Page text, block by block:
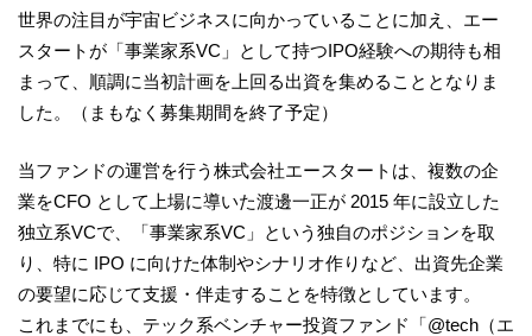
世界の注目が宇宙ビジネスに向かっていることに加え、エー
スタートが「事業家系VC」として持つIPO経験への期待も相
まって、順調に当初計画を上回る出資を集めることとなりま
した。（まもなく募集期間を終了予定）
当ファンドの運営を行う株式会社エースタートは、複数の企
業をCFO として上場に導いた渡邊一正が 2015 年に設立した
独立系VCで、「事業家系VC」という独自のポジションを取
り、特に IPO に向けた体制やシナリオ作りなど、出資先企業
の要望に応じて支援・伴走することを特徴としています。
これまでにも、テック系ベンチャー投資ファンド「@tech（エ